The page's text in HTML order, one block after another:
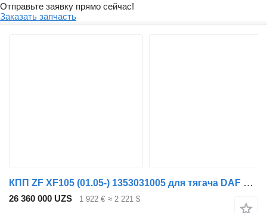
Отправьте заявку прямо сейчас!
Заказать запчасть
КПП ZF XF105 (01.05-) 1353031005 для тягача DAF XF95, XF105 (2001-2014)
26 360 000 UZS 1 922 € ≈ 2 221 $